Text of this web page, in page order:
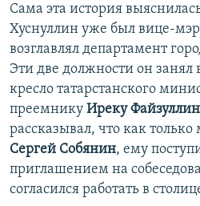
Сама эта история
Хуснуллин уже был вице-
возглавлял департамент
Эти две должности он занял
кресло татарстанского
преемнику Иреку
рассказывал, что как
Сергей Собянин, ему
приглашением на
согласился работать в